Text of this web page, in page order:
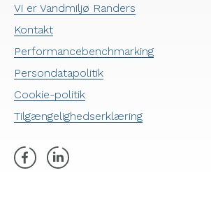
Vi er Vandmiljø Randers
Kontakt
Performancebenchmarking
Persondatapolitik
Cookie-politik
Tilgængelighedserklæring